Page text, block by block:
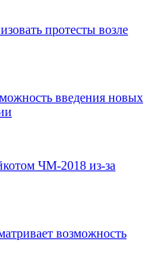
протесты возле
введения новых
ЧМ-2018 из-за
возможность